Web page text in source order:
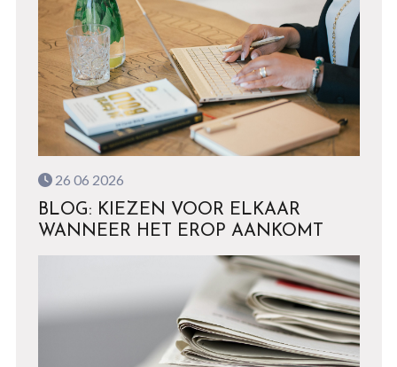
26 06 2026
BLOG: KIEZEN VOOR ELKAAR
WANNEER HET EROP AANKOMT